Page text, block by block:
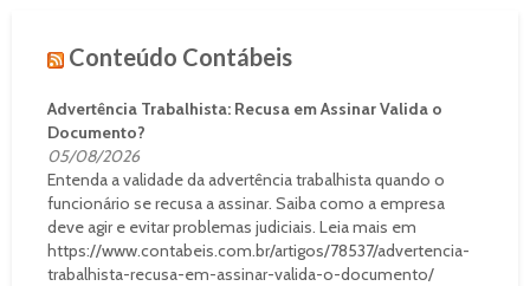
Conteúdo Contábeis
Advertência Trabalhista: Recusa em Assinar Valida o
Documento?
05/08/2026
Entenda a validade da advertência trabalhista quando o
funcionário se recusa a assinar. Saiba como a empresa
deve agir e evitar problemas judiciais. Leia mais em
https://www.contabeis.com.br/artigos/78537/advertencia-
trabalhista-recusa-em-assinar-valida-o-documento/